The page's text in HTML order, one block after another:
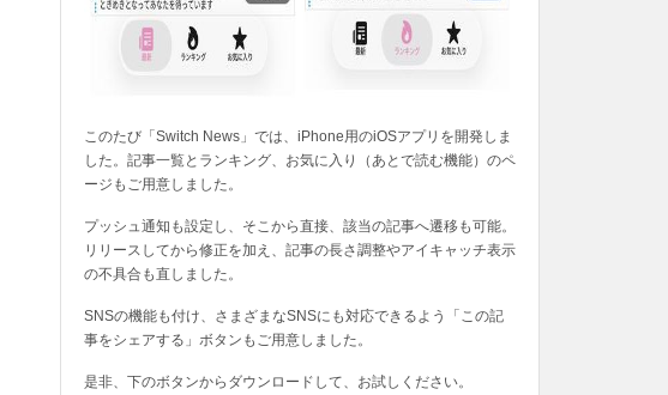
このたび「Switch News」では、iPhone用のiOSアプリを開発しま
した。記事一覧とランキング、お気に入り（あとで読む機能）のペ
ージもご用意しました。
プッシュ通知も設定し、そこから直接、該当の記事へ遷移も可能。
リリースしてから修正を加え、記事の長さ調整やアイキャッチ表示
の不具合も直しました。
SNSの機能も付け、さまざまなSNSにも対応できるよう「この記
事をシェアする」ボタンもご用意しました。
是非、下のボタンからダウンロードして、お試しください。